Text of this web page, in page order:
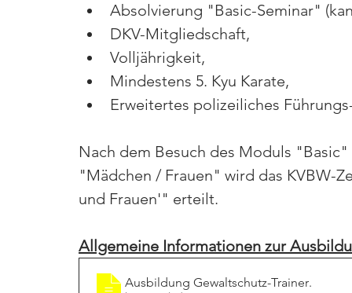
Absolvierung "Basic-Seminar"
DKV-Mitgliedschaft,
Volljährigkeit,
Mindestens 5. Kyu Karate,
Erweitertes polizeiliches
Nach dem Besuch des Moduls
"Mädchen / Frauen" wird das KVBW-
und Frauen'" erteilt.
Allgemeine Informationen zur
Ausbildung Gewaltschutz-Trainer.